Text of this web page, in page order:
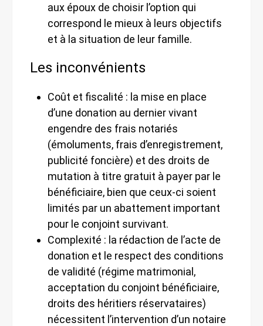
aux époux de choisir l’option qui
correspond le mieux à leurs objectifs
et à la situation de leur famille.
Les inconvénients
Coût et fiscalité : la mise en place
d’une donation au dernier vivant
engendre des frais notariés
(émoluments, frais d’enregistrement,
publicité foncière) et des droits de
mutation à titre gratuit à payer par le
bénéficiaire, bien que ceux-ci soient
limités par un abattement important
pour le conjoint survivant.
Complexité : la rédaction de l’acte de
donation et le respect des conditions
de validité (régime matrimonial,
acceptation du conjoint bénéficiaire,
droits des héritiers réservataires)
nécessitent l’intervention d’un notaire